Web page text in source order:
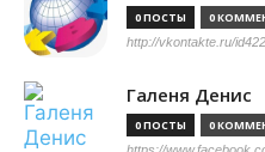
0 ПОСТЫ 0
http://vkontakte.ru/
Галеня Денис
0 ПОСТЫ 0